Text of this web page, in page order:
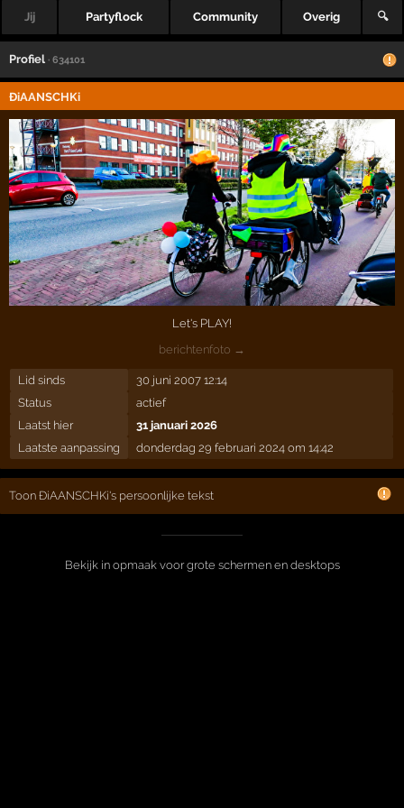
Jij Partyflock Community Overig 🔍
Profiel · 634101
ÐiAANSCHKi
Let's PLAY!
berichtenfoto →
Lid sinds
30 juni 2007 12:14
Status
actief
Laatst hier
31 januari 2026
Laatste aanpassing
donderdag 29 februari 2024 om 14:42
Toon ÐiAANSCHKi's persoonlijke tekst
Bekijk in opmaak voor grote schermen en desktops